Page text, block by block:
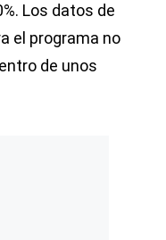
Los datos de
el programa no
de unos